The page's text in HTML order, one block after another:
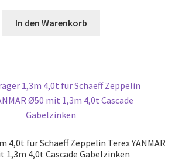
In den Warenkorb
4,0t für Schaeff Zeppelin Terex YANMAR
1,3m 4,0t Cascade Gabelzinken